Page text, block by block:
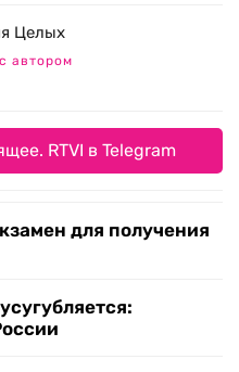
Целых
автором
RTVI в Telegram
для получения